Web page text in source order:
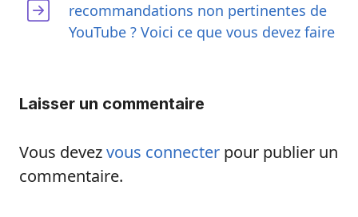
recommandations non pertinentes de
YouTube ? Voici ce que vous devez faire
Laisser un commentaire
Vous devezvous connecter pour publier un
commentaire.